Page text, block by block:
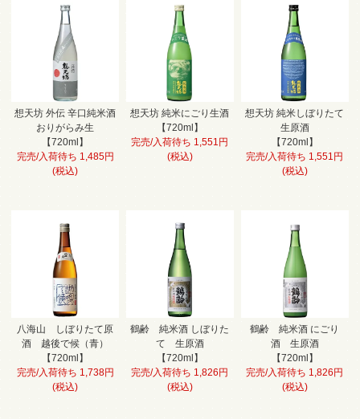
想天坊 外伝 辛口純米酒
おりがらみ生
【720ml】
完売/入荷待ち 1,485円
(税込)
想天坊 純米にごり生酒
【720ml】
完売/入荷待ち 1,551円
(税込)
想天坊 純米しぼりたて
生原酒
【720ml】
完売/入荷待ち 1,551円
(税込)
八海山 しぼりたて原
酒 越後で候（青）
【720ml】
完売/入荷待ち 1,738円
(税込)
鶴齢 純米酒 しぼりた
て 生原酒
【720ml】
完売/入荷待ち 1,826円
(税込)
鶴齢 純米酒 にごり
酒 生原酒
【720ml】
完売/入荷待ち 1,826円
(税込)